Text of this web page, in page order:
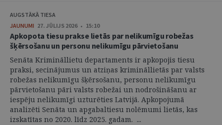
AUGSTĀKĀ TIESA
JAUNUMI 27. JŪLIJS 2026 • 15:10
Apkopota tiesu prakse lietās par nelikumīgu robežas
šķērsošanu un personu nelikumīgu pārvietošanu
Senāta Krimināllietu departaments ir apkopojis tiesu
praksi, secinājumus un atziņas krimināllietās par valsts
robežas nelikumīgu šķērsošanu, personu nelikumīgu
pārvietošanu pāri valsts robežai un nodrošināšanu ar
iespēju nelikumīgi uzturēties Latvijā. Apkopojumā
analizēti Senāta un apgabaltiesu nolēmumi lietās, kas
izskatītas no 2020. līdz 2025. gadam. ...